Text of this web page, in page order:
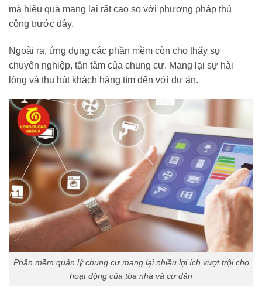
mà hiệu quả mang lại rất cao so với phương pháp thủ
công trước đây.
Ngoài ra, ứng dụng các phần mềm còn cho thấy sự
chuyên nghiệp, tận tâm của chung cư. Mang lại sự hài
lòng và thu hút khách hàng tìm đến với dự án.
Phần mềm quản lý chung cư mang lại nhiều lợi ích vượt trội cho
hoạt động của tòa nhà và cư dân